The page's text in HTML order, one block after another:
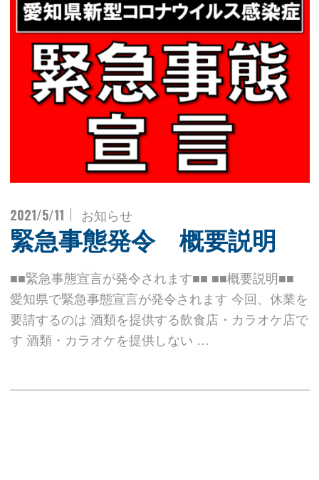
2021/5/11 お知らせ
緊急事態発令 概要説明
■■緊急事態宣言が発令されます■■ ■■概要説明■■
愛知県で緊急事態宣言が発令されます 今回、休業を
要請するのは 酒類を提供する飲食店・カラオケ店で
す 酒類・カラオケを提供しない …